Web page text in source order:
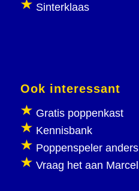
Sinterklaas
Ook interessant
Gratis poppenkast
Kennisbank
Poppenspeler anders
Vraag het aan Marcel